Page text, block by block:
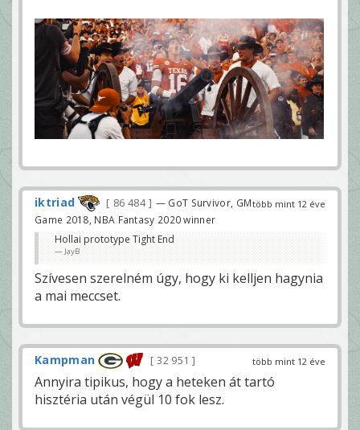
több mint 12 éve
iktriad 86 484
— GoT Survivor, GM
Game 2018, NBA Fantasy 2020 winner
Hollai prototype Tight End
JayB
Szívesen szerelném úgy, hogy ki kelljen hagynia
a mai meccset.
több mint 12 éve
Kampman 32 951
Annyira tipikus, hogy a heteken át tartó
hisztéria után végül 10 fok lesz.